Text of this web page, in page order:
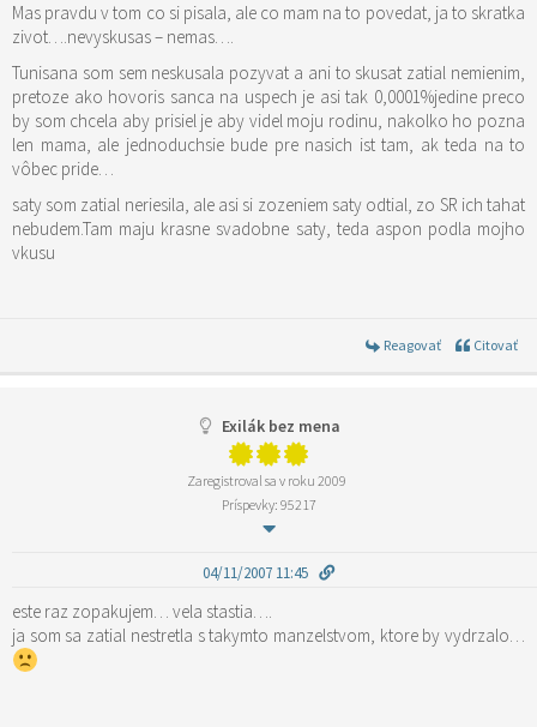
Mas pravdu v tom co si pisala, ale co mam na to povedat, ja to skratka
zivot….nevyskusas – nemas….
Tunisana som sem neskusala pozyvat a ani to skusat zatial nemienim,
pretoze ako hovoris sanca na uspech je asi tak 0,0001%jedine preco
by som chcela aby prisiel je aby videl moju rodinu, nakolko ho pozna
len mama, ale jednoduchsie bude pre nasich ist tam, ak teda na to
vôbec pride…
saty som zatial neriesila, ale asi si zozeniem saty odtial, zo SR ich tahat
nebudem.Tam maju krasne svadobne saty, teda aspon podla mojho
vkusu
Reagovať Citovať
Exilák bez mena
Zaregistroval sa v roku 2009
Príspevky: 95217
04/11/2007 11:45
este raz zopakujem… vela stastia….
ja som sa zatial nestretla s takymto manzelstvom, ktore by vydrzalo…